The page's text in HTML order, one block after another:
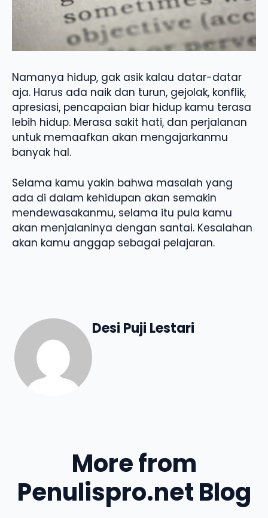
Namanya hidup, gak asik kalau datar-datar
aja. Harus ada naik dan turun, gejolak, konflik,
apresiasi, pencapaian biar hidup kamu terasa
lebih hidup. Merasa sakit hati, dan perjalanan
untuk memaafkan akan mengajarkanmu
banyak hal.
Selama kamu yakin bahwa masalah yang
ada di dalam kehidupan akan semakin
mendewasakanmu, selama itu pula kamu
akan menjalaninya dengan santai. Kesalahan
akan kamu anggap sebagai pelajaran.
Desi Puji Lestari
More from
Penulispro.net Blog